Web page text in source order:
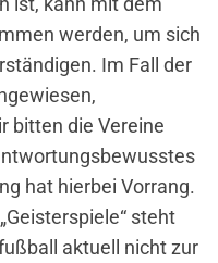
werden, um sich
Im Fall der
bitten die Vereine
hat hierbei Vorrang.
steht
aktuell nicht zur